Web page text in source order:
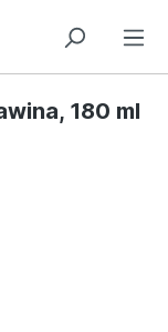
180 ml